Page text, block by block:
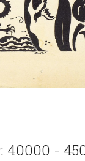
40000 -